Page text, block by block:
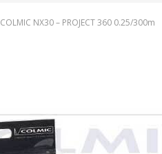
COLMIC NX30 – PROJECT 360 0.25/300m